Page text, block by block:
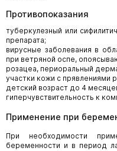
Противопоказания
туберкулезный или
препарата;
вирусные заболевания в
при ветряной оспе,
розацеа, периоральный
участки кожи с прявлениями
детский возраст до 4
гиперчувствительность к
Применение при
При необходимости
беременности и в период